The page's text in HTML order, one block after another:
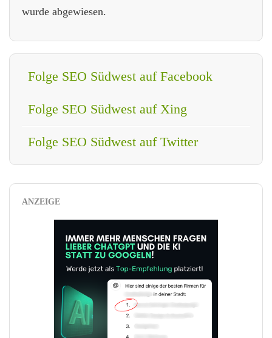
wurde abgewiesen.
Folge SEO Südwest auf Facebook
Folge SEO Südwest auf Xing
Folge SEO Südwest auf Twitter
ANZEIGE